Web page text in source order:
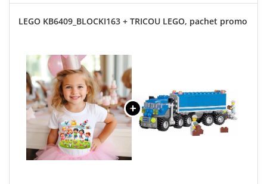
LEGO KB6409_BLOCKI163 + TRICOU LEGO, pachet promo